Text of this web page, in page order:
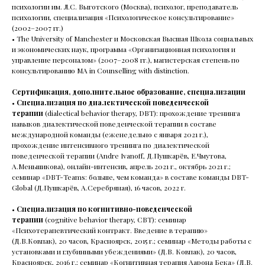
психологии им. Л.С. Выготского (Москва), психолог, преподаватель
психологии, специализация «Психологическое консультирование»
(2002–2007 гг.)
• The University of Manchester и Московская Высшая Школа социальных
и экономических наук, программа «Организационная психология и
управление персоналом» (2007–2008 гг.), магистерская степень по
консультированию МА in Counselling with distinction.
Сертификация, дополнительное образование, специализации
• Специализация по диалектической поведенческой
терапии(dialectical behavior therapy, DBT): прохождение тренинга
навыков диалектической поведенческой терапии в составе
международной команды (еженедельно с января 2021 г.),
прохождение интенсивного тренинга по диалектической
поведенческой терапии (Andre Ivanoff, Д.Пушкарёв, Е.Чмутова,
А.Меньшикова), онлайн-интенсив, апрель 2021 г., октябрь 2021 г.;
семинар «DBT-Teams: больше, чем команда» в составе команды DBT-
Global (Д.Пушкарёв, А.Серебряная), 16 часов, 2022 г.
• Специализация по когнитивно-поведенческой
терапии(cognitive behavior therapy, CBT): семинар
«Психотерапевтический контракт. Введение в терапию»
(Д.В.Ковпак), 20 часов, Красноярск, 2015 г.; семинар «Методы работы с
установками и глубинными убеждениями» (Д.В. Ковпак), 20 часов,
Красноярск, 2016 г.; семинар «Когнитивная терапия Аарона Бека» (Д.В.